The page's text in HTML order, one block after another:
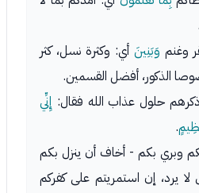
وغنم وَبَنِينَ أي: وكثرة نسل، كثر
الذكور، أفضل القسمين.
حلول عذاب الله فقال: إِنِّي
.
وبري بكم - أخاف أن ينزل بكم
يرد، إن استمريتم على كفركم